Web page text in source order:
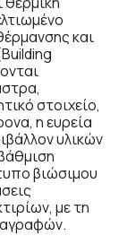
και
στοιχείο,
η ευρεία
υλικών
βιώσιμου
με τη